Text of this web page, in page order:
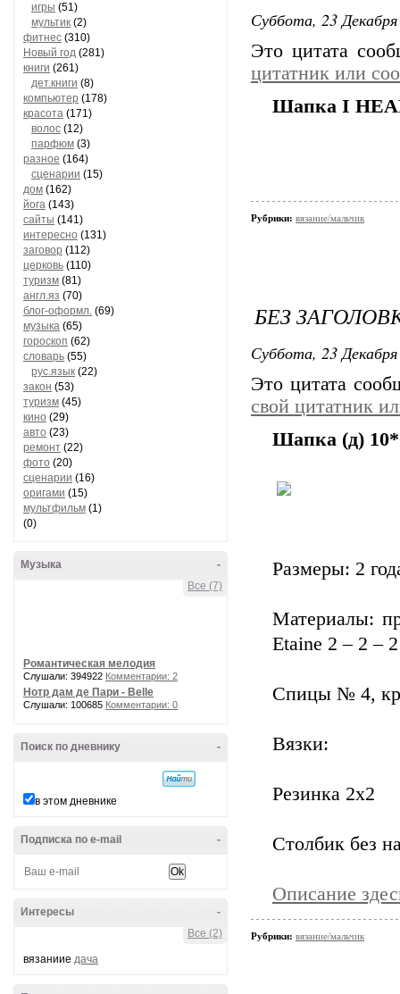
игры (51)
мультик (2)
фитнес (310)
Новый год (281)
книги (261)
дет.книги (8)
компьютер (178)
красота (171)
волос (12)
парфюм (3)
разное (164)
сценарии (15)
дом (162)
йога (143)
сайты (141)
интересно (131)
заговор (112)
церковь (110)
туризм (81)
англ.яз (70)
блог-оформл. (69)
музыка (65)
гороскоп (62)
словарь (55)
рус.язык (22)
закон (53)
туризм (45)
кино (29)
авто (23)
ремонт (22)
фото (20)
сценарии (16)
оригами (15)
мультфильм (1)
(0)
-
Музыка
Все (7)
Романтическая мелодия
Слушали: 394922 Комментарии: 2
Нотр дам де Пари - Belle
Слушали: 100685 Комментарии: 0
-
Поиск по дневнику
в этом дневнике
-
Подписка по e-mail
-
Интересы
Все (2)
вязаниие дача
Суббота, 23
Это цитата
цитатник или
Шапка I
Рубрики: вязание/мальчик
БЕЗ
Суббота, 23
Это цитата
свой цитатник
Шапка (д)
Размеры: 2
Материалы:
Etaine 2 – 2 –
Спицы № 4,
Вязки:
Резинка 2х2
Столбик без
Описание
Рубрики: вязание/мальчик